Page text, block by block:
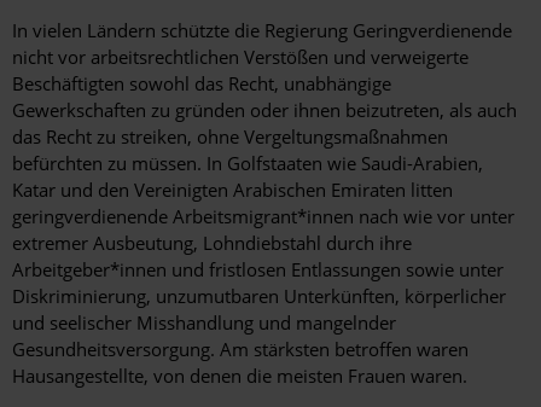
In vielen Ländern schützte die Regierung Geringverdienende
nicht vor arbeitsrechtlichen Verstößen und verweigerte
Beschäftigten sowohl das Recht, unabhängige
Gewerkschaften zu gründen oder ihnen beizutreten, als auch
das Recht zu streiken, ohne Vergeltungsmaßnahmen
befürchten zu müssen. In Golfstaaten wie Saudi-Arabien,
Katar und den Vereinigten Arabischen Emiraten litten
geringverdienende Arbeitsmigrant*innen nach wie vor unter
extremer Ausbeutung, Lohndiebstahl durch ihre
Arbeitgeber*innen und fristlosen Entlassungen sowie unter
Diskriminierung, unzumutbaren Unterkünften, körperlicher
und seelischer Misshandlung und mangelnder
Gesundheitsversorgung. Am stärksten betroffen waren
Hausangestellte, von denen die meisten Frauen waren.